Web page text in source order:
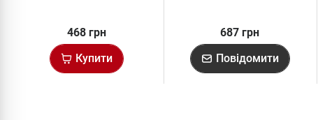
468 грн
Купити
687 грн
Повідомити